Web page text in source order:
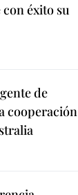
éxito su
de
cooperación